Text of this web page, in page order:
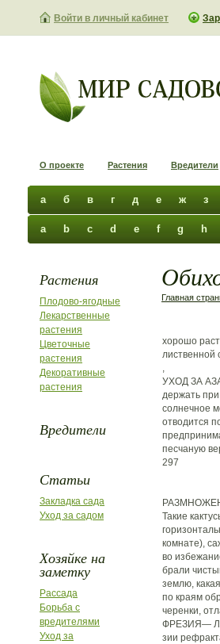
Войти в личный кабинет
О проекте Растения Вредители
а б в г д е ж з
a b c d e f g h
Растения
Плодово-ягодные
Лекарственные
растения
Цветочные
растения
Декоративные
растения
Вредители
Статьи
Закладка сада
Уход за садом
Хозяйке на
заметку
Рассада
Борьба с
вредителями
Уход за
Главная
хорошо
лиственной
,
УХОД ЗА
держать
солнечное
отводится
песчаную
297
Такие
комнате),
во
брали
землю,
по краям
черенки,
ФРЕЗИЯ—
зии